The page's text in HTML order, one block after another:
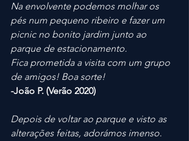
Na envolvente podemos molhar os
pés num pequeno ribeiro e fazer um
picnic no bonito jardim junto ao
parque de estacionamento.
Fica prometida a visita com um grupo
de amigos! Boa sorte!
-João P. (Verão 2020)
Depois de voltar ao parque e visto as
alterações feitas, adorámos imenso.